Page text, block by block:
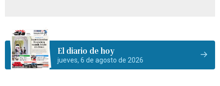
El diario de hoy
jueves, 6 de agosto de 2026